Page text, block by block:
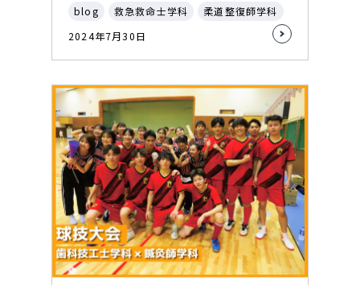
blog 救急救命士学科
柔道整復師学科
2024年7月30日